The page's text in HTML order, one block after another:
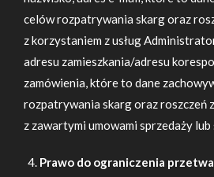
celów rozpatrywania skarg oraz
z korzystaniem z usług
adresu zamieszkania/adresu
zamówienia, które to dane
rozpatrywania skarg oraz roszczeń
z zawartymi umowami sprzedaży lub
Prawo do ograniczenia